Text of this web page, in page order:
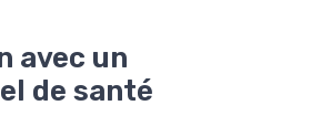
avec un
de santé